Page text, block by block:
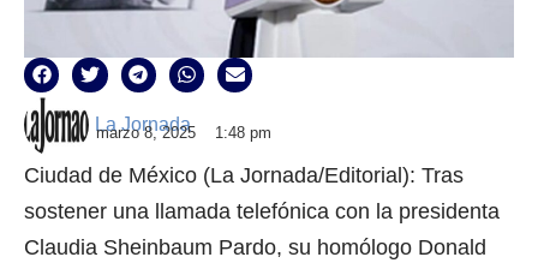
La Jornada
marzo 8, 2025 1:48 pm
Ciudad de México (La Jornada/Editorial): Tras
sostener una llamada telefónica con la presidenta
Claudia Sheinbaum Pardo, su homólogo Donald